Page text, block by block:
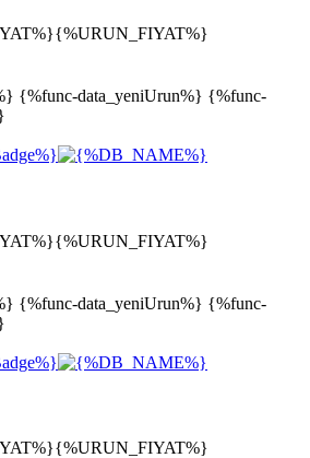
{%URUN_FIYAT%}
{%func-data_yeniUrun%} {%func-
{%URUN_FIYAT%}
{%func-data_yeniUrun%} {%func-
{%URUN_FIYAT%}